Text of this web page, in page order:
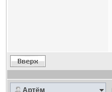
Артём